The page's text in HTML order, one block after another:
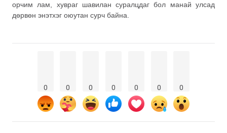
орчим лам, хувраг шавилан суралцдаг бол манай улсад
дөрвөн энэтхэг оюутан сурч байна.
0 0 0 0 0 0 0